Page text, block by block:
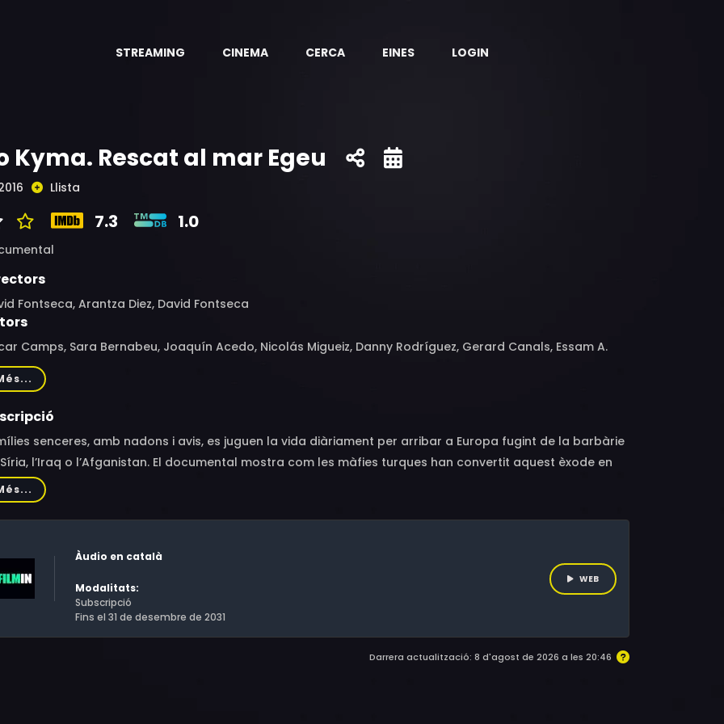
STREAMING CINEMA CERCA EINES LOGIN
Kyma. Rescat al mar Egeu
Llista
7.3 1.0
Fontseca, Arantza Diez, David Fontseca
Camps, Sara Bernabeu, Joaquín Acedo, Nicolás Migueiz, Danny Rodríguez, Gerard Canals, Essam A.
Santi Palacios, Ali Gholami, Alessandra Morelli, Carl C. A. Iversen, Ali Mohammad Naikpay, Antonios
senceres, amb nadons i avis, es juguen la vida diàriament per arribar a Europa fugint de la barbàrie
l’Iraq o l’Afganistan. El documental mostra com les màfies turques han convertit aquest èxode en
indústria milionària. Tot acompanyat pel testimoni d’Oscar Camps, propietari d’una empresa de
que va decidir ajudar als refugiats.
Àudio en català
Modalitats:
Subscripció
Fins el 31 de desembre de 2031
WEB
Darrera actualització: 8 d'agost de 2026 a les 20:46